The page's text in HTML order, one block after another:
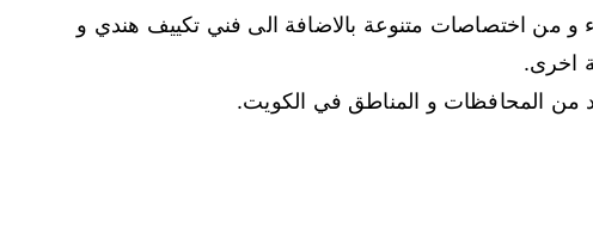
و من اختصاصات متنوعة بالاضافة الى فني تكييف هندي و
اخرى.